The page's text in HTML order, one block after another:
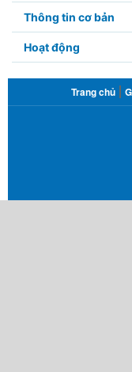
Submenu3
in
page
Thông tin cơ bản
Hoạt động
MENU
Trang chủ